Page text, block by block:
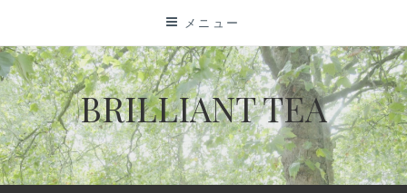
テ
ン
ツ
に
ス
キ
メニュー
BRILLIANT TEA